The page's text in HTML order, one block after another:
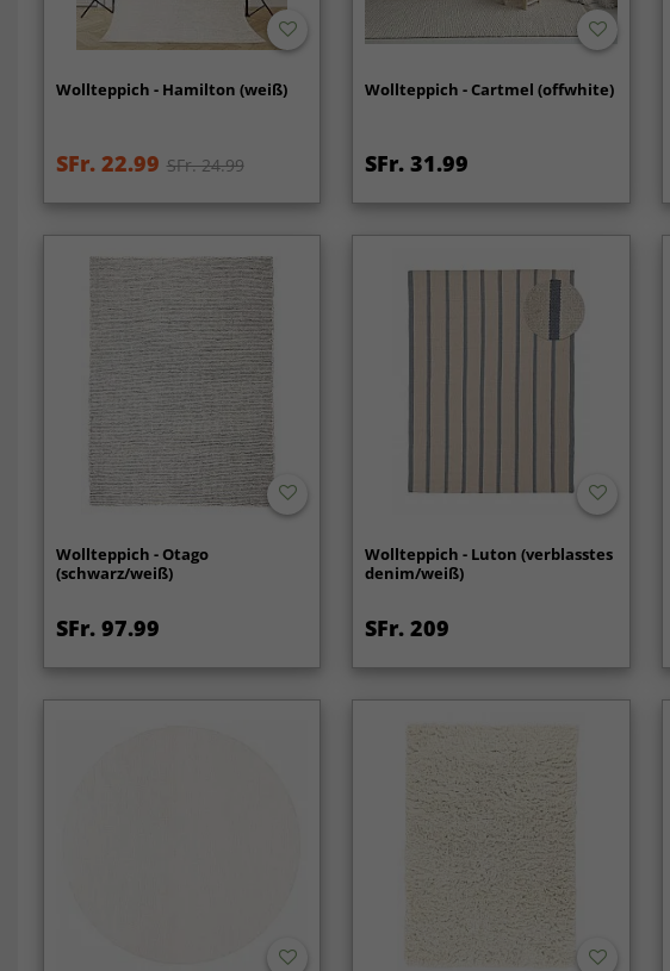
Wollteppich - Hamilton (weiß)
SFr. 22.99 SFr. 24.99
Wollteppich - Cartmel (offwhite)
SFr. 31.99
Wollteppich - Otago
(schwarz/weiß)
SFr. 97.99
Wollteppich - Luton (verblasstes
denim/weiß)
SFr. 209